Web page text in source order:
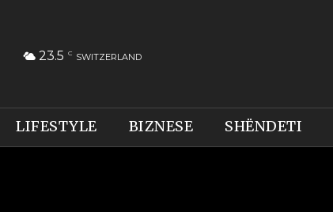
23.5 C SWITZERLAND
LIFESTYLE BIZNESE SHËNDETI